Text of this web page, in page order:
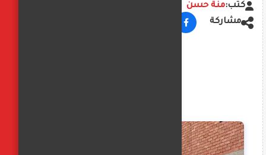
كتب:منة حسن
مشاركة